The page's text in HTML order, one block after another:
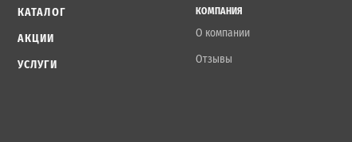
КАТАЛОГ
АКЦИИ
УСЛУГИ
КОМПАНИЯ
О компании
Отзывы